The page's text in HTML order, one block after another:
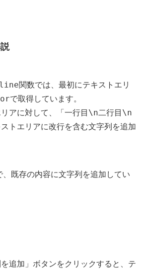
関数では、最初にテキストエリ
で取得しています。
アに対して、「 一行目\n二行目\n
ストエリアに改行を含む文字列を追加
、既存の内容に文字列を追加してい
を追加」ボタンをクリックすると、テ